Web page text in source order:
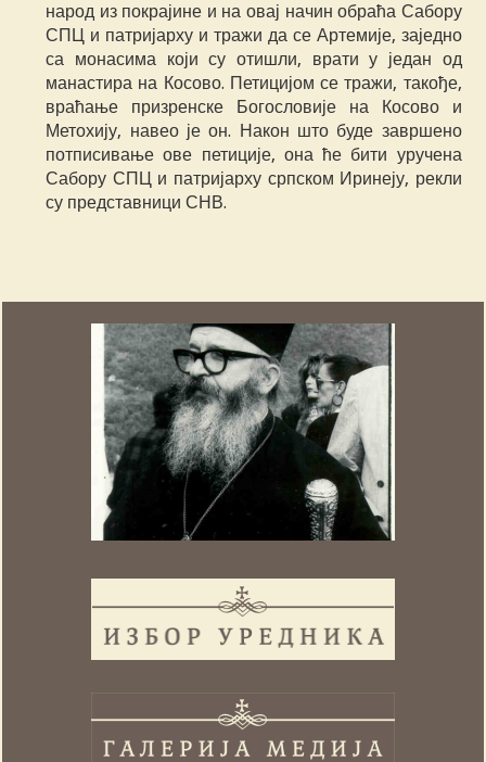
народ из покрајине и на овај начин обраћа Сабору
СПЦ и патријарху и тражи да се Артемије, заједно
са монасима који су отишли, врати у један од
манастира на Косово. Петицијом се тражи, такође,
враћање призренске Богословије на Косово и
Метохију, навео је он. Након што буде завршено
потписивање ове петиције, она ће бити уручена
Сабору СПЦ и патријарху српском Иринеју, рекли
су представници СНВ.